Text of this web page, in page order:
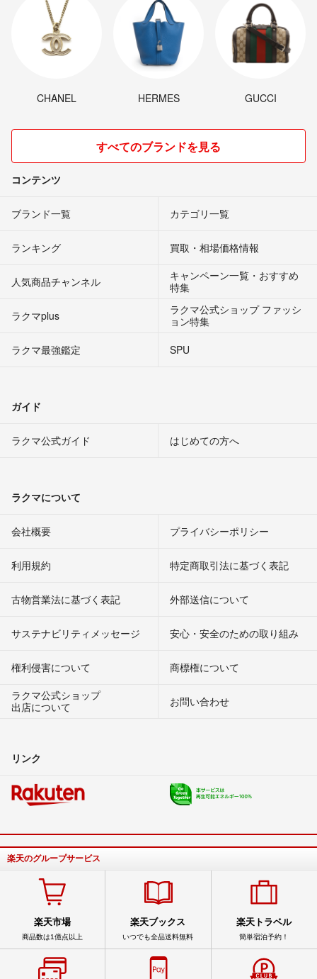
CHANEL HERMES GUCCI
すべてのブランドを見る
コンテンツ
ブランド一覧 カテゴリ一覧
ランキング 買取・相場価格情報
人気商品チャンネル
キャンペーン一覧・おすすめ
特集
ラクマplus
ラクマ公式ショップ ファッシ
ョン特集
ラクマ最強鑑定
SPU
ガイド
ラクマ公式ガイド はじめての方へ
ラクマについて
会社概要 プライバシーポリシー
利用規約 特定商取引法に基づく表記
古物営業法に基づく表記 外部送信について
サステナビリティメッセージ 安心・安全のための取り組み
権利侵害について
商標権について
ラクマ公式ショップ
出店について
お問い合わせ
リンク
楽天のグループサービス
楽天市場
商品数は1億点以上
楽天ブックス
いつでも全品送料無料
楽天トラベル
簡単宿泊予約！